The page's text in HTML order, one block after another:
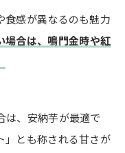
食感が異なるのも魅力
場合は、鳴門金時や紅
は、安納芋が最適で
」とも称される甘さが